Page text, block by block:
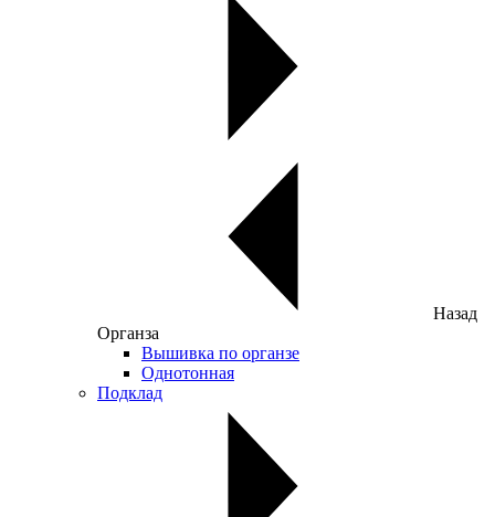
Назад
Органза
Вышивка по органзе
Однотонная
Подклад